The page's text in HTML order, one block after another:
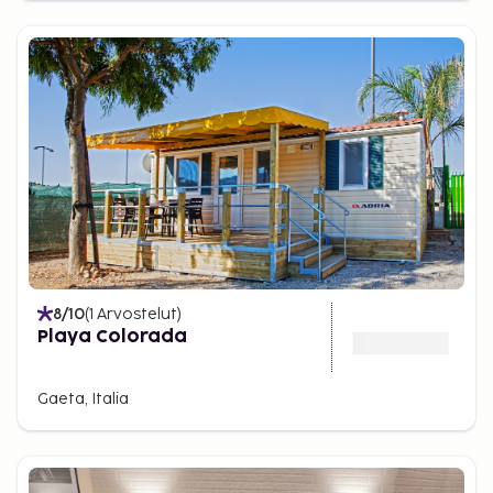
maksetaan suoraan hotelliin käteisenä useimmiten
uloskirjautumisen yhteydessä.
Lentokenttäkuljetus
Tarjoamme nyt kuljetuksia tiettyihin hotelleihin.
Sperlonga: Aurora, Belvedere, Elaia Garden, Grotta di
Tiberio, Costa di Kair ed Din ja Ganimede.
Terracina: Hotel Albatros, Le Palme Village,
Mediterraneo, Poseidon ja Grand Hotel Palace.
Paikan päällä maksettavaa turistiveroa
suunnitellaan. Paikkakuntia ei ole vielä päätetty.
8/10(1 Arvostelut)
Playa Colorada
Gaeta, Italia